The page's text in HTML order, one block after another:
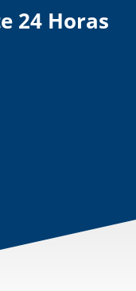
24 Horas